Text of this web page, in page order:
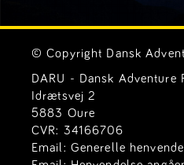
© Copyright Dansk
DARU - Dansk Adventure
Idrætsvej 2
5883 Oure
CVR: 34166706
Email: Generelle